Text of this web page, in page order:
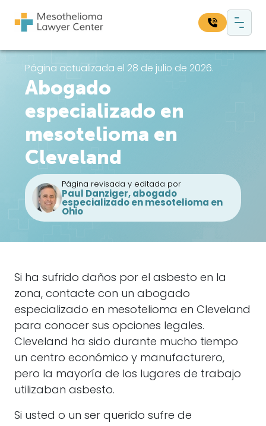
Navegación principal
Busque en nuestro sitio web:
Página actualizada el 28 de julio de 2026.
Abogado
especializado en
mesotelioma en
Cleveland
Página revisada y editada por
Paul Danziger, abogado
especializado en mesotelioma en
Ohio
Si ha sufrido daños por el asbesto en la
zona, contacte con un abogado
especializado en mesotelioma en Cleveland
para conocer sus opciones legales.
Cleveland ha sido durante mucho tiempo
un centro económico y manufacturero,
pero la mayoría de los lugares de trabajo
utilizaban asbesto.
Si usted o un ser querido sufre de